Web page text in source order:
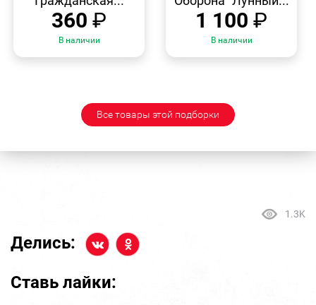
360 ₽
В наличии
1 100 ₽
В наличии
Все товары этой подборки
1.3K
Делись:
Ставь лайки: